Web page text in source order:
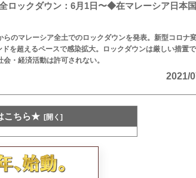
ロックダウン：6月1日〜◆在マレーシア日本
らのマレーシア全土でのロックダウンを発表。新型コロナ
を超えるペースで感染拡大。ロックダウンは厳しい措置
・経済活動は許可されない。
2021/
こちら★